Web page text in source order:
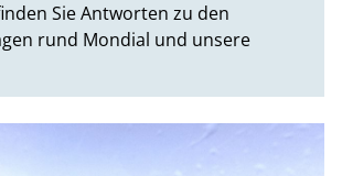
Sie Antworten zu den
rund Mondial und unsere